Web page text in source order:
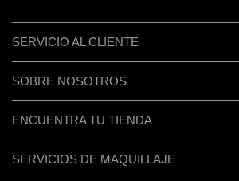
SERVICIO AL CLIENTE
SOBRE NOSOTROS
ENCUENTRA TU TIENDA
SERVICIOS DE MAQUILLAJE